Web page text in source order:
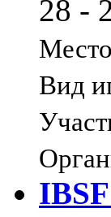
28 -
Вид